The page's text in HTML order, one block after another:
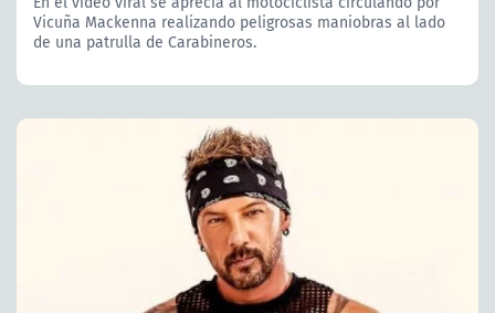
Vicuña Mackenna realizando peligrosas maniobras al lado
de una patrulla de Carabineros.